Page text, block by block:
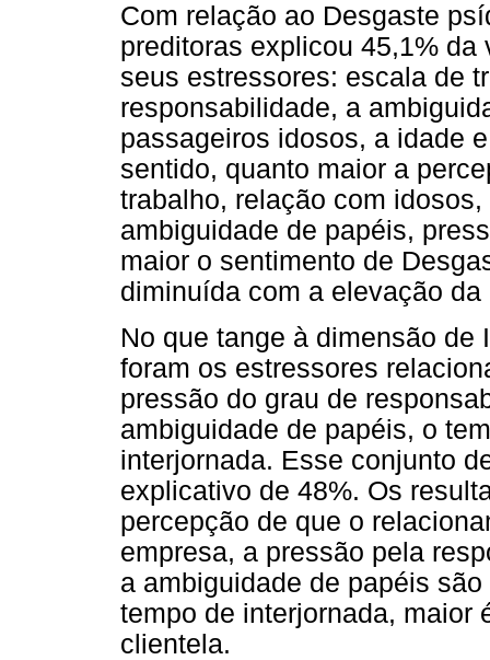
Com relação ao Desgaste
preditoras explicou 45,1%
seus estressores: escala de
responsabilidade, a
passageiros idosos, a idade
sentido, quanto maior a
trabalho, relação com
ambiguidade de papéis,
maior o sentimento de
diminuída com a elevação
No que tange à dimensão
foram os estressores
pressão do grau de
ambiguidade de papéis, o
interjornada. Esse conjunto
explicativo de 48%. Os
percepção de que o
empresa, a pressão pela
a ambiguidade de papéis
tempo de interjornada, maior
clientela.